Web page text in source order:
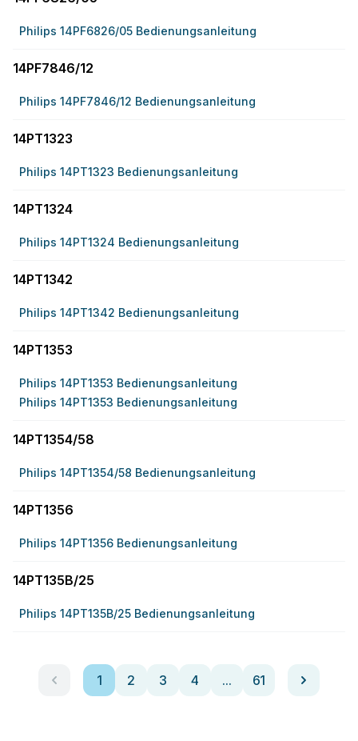
Philips 14PF6826/05 Bedienungsanleitung
14PF7846/12
Philips 14PF7846/12 Bedienungsanleitung
14PT1323
Philips 14PT1323 Bedienungsanleitung
14PT1324
Philips 14PT1324 Bedienungsanleitung
14PT1342
Philips 14PT1342 Bedienungsanleitung
14PT1353
Philips 14PT1353 Bedienungsanleitung
Philips 14PT1353 Bedienungsanleitung
14PT1354/58
Philips 14PT1354/58 Bedienungsanleitung
14PT1356
Philips 14PT1356 Bedienungsanleitung
14PT135B/25
Philips 14PT135B/25 Bedienungsanleitung
1 2 3 4 ... 61